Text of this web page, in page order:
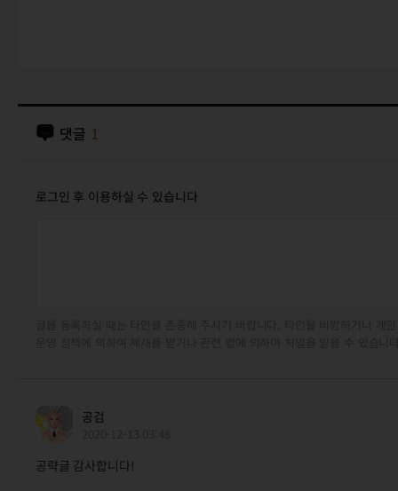
댓글 1
로그인 후 이용하실 수 있습니다
공검
공략글 감사합니다!